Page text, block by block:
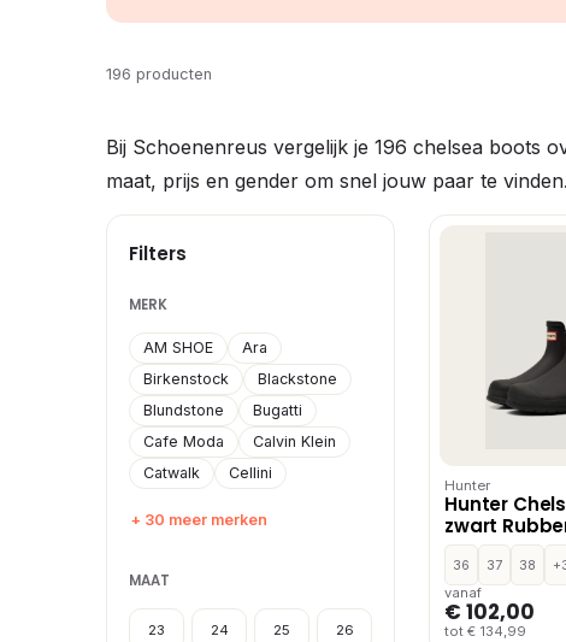
196 producten
Bij Schoenenreus vergelijk je 196 chelsea boots
maat, prijs en gender om snel jouw paar te vinden.
Filters
MERK
AM SHOE
Ara
Birkenstock
Blackstone
Blundstone
Bugatti
Cafe Moda
Calvin Klein
Catwalk
Cellini
+ 30 meer merken
MAAT
23 24 25 26
Hunter
Hunter
zwart
36 37 38
vanaf
€ 102,00
tot € 134,99